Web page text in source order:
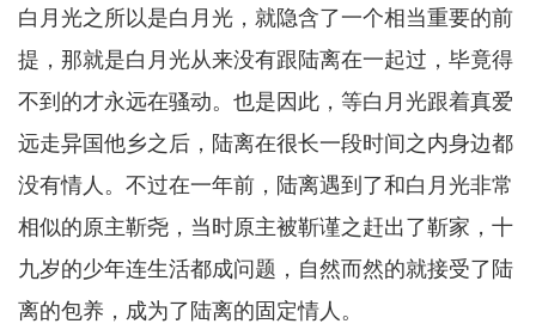
白月光之所以是白月光，就隐含了一个相当重要的前
提，那就是白月光从来没有跟陆离在一起过，毕竟得
不到的才永远在骚动。也是因此，等白月光跟着真爱
远走异国他乡之后，陆离在很长一段时间之内身边都
没有情人。不过在一年前，陆离遇到了和白月光非常
相似的原主靳尧，当时原主被靳谨之赶出了靳家，十
九岁的少年连生活都成问题，自然而然的就接受了陆
离的包养，成为了陆离的固定情人。